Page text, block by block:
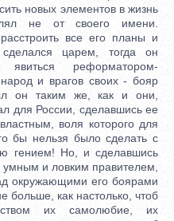
новых элементов в жизнь
не от своего имени.
все его планы и
царем, тогда он
реформатором-
и врагов своих - бояр
он таким же, как и они,
для России, сделавшись ее
воля которого для
бы нельзя было сделать с
гением! Но, и сделавшись
и ловким правителем,
окружающими его боярами
как настолько, чтоб
их самолюбие, их